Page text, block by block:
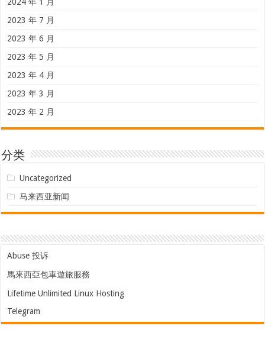
2023 年 7 月
2023 年 6 月
2023 年 5 月
2023 年 4 月
2023 年 3 月
2023 年 2 月
分类
Uncategorized
马来西亚新闻
Abuse 投诉
馬來西亞包車遊旅服務
Lifetime Unlimited Linux Hosting
Telegram